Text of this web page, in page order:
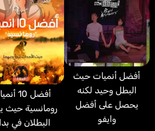
أفضل أنميات حيث
البطل وحيد لكنه
يحصل على أفضل
وايفو
أفضل 10
رومانسية حيث
البطلان في